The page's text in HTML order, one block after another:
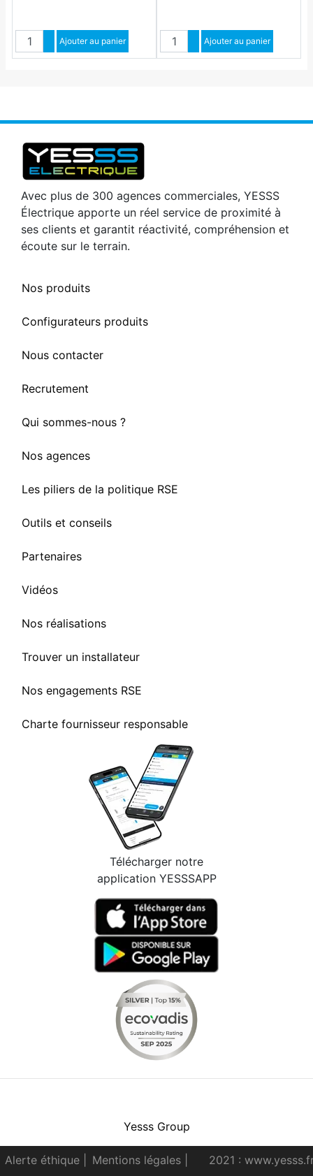
QuantitéAugmenter quantité
Diminuer quantité
Ajouter au panier QuantitéAugmenter quantité
Diminuer quantité
Ajouter au panier
Avec plus de 300 agences commerciales, YESSS
Électrique apporte un réel service de proximité à
ses clients et garantit réactivité, compréhension et
écoute sur le terrain.
Nos produits
Configurateurs produits
Nous contacter
Recrutement
Qui sommes-nous ?
Nos agences
Les piliers de la politique RSE
Outils et conseils
Partenaires
Vidéos
Nos réalisations
Trouver un installateur
Nos engagements RSE
Charte fournisseur responsable
Télécharger notre
application YESSSAPP
Yesss Group
Alerte éthique Mentions légales 2021 :